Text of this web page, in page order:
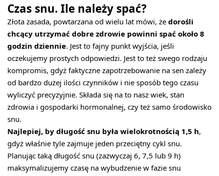
Czas snu. Ile należy spać?
Złota zasada, powtarzana od wielu lat mówi, że dorośli
chcący utrzymać dobre zdrowie powinni spać około 8
godzin dziennie. Jest to fajny punkt wyjścia, jeśli
oczekujemy prostych odpowiedzi. Jest to też swego rodzaju
kompromis, gdyż faktyczne zapotrzebowanie na sen zależy
od bardzo dużej ilości czynników i nie sposób tego czasu
wyliczyć precyzyjnie. Składa się na to nasz wiek, stan
zdrowia i gospodarki hormonalnej, czy też samo środowisko
snu.
Najlepiej, by długość snu była wielokrotnością 1,5 h,
gdyż właśnie tyle zajmuje jeden przeciętny cykl snu.
Planując taką długość snu (zazwyczaj 6, 7,5 lub 9 h)
maksymalizujemy czasę na wybudzenie w fazie snu